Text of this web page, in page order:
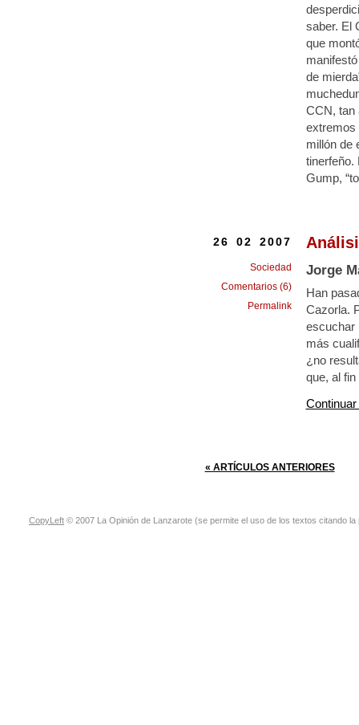
saber. El
que
de
CCN, tan
extremos
millón de
Gump,
Jorge
Han
Cazorla.
escuchar
más
¿no
que, al
26 02 2007
Sociedad
Comentarios (6)
Permalink
« ARTÍCULOS ANTERIORES
CopyLeft © 2007 La Opinión de Lanzarote (se permite el uso de los textos citando